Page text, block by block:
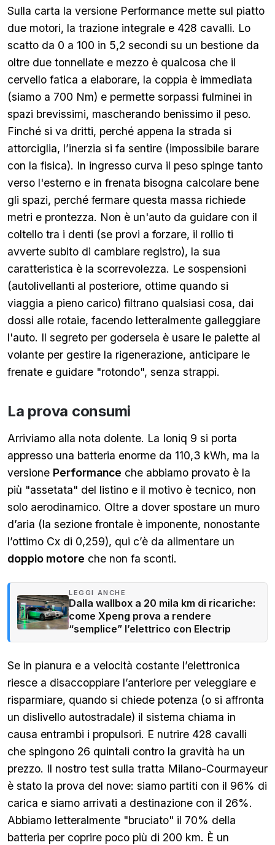
Sulla carta la versione Performance mette sul piatto
due motori, la trazione integrale e 428 cavalli. Lo
scatto da 0 a 100 in 5,2 secondi su un bestione da
oltre due tonnellate e mezzo è qualcosa che il
cervello fatica a elaborare, la coppia è immediata
(siamo a 700 Nm) e permette sorpassi fulminei in
spazi brevissimi, mascherando benissimo il peso.
Finché si va dritti, perché appena la strada si
attorciglia, l’inerzia si fa sentire (impossibile barare
con la fisica). In ingresso curva il peso spinge tanto
verso l'esterno e in frenata bisogna calcolare bene
gli spazi, perché fermare questa massa richiede
metri e prontezza. Non è un'auto da guidare con il
coltello tra i denti (se provi a forzare, il rollio ti
avverte subito di cambiare registro), la sua
caratteristica è la scorrevolezza. Le sospensioni
(autolivellanti al posteriore, ottime quando si
viaggia a pieno carico) filtrano qualsiasi cosa, dai
dossi alle rotaie, facendo letteralmente galleggiare
l'auto. Il segreto per godersela è usare le palette al
volante per gestire la rigenerazione, anticipare le
frenate e guidare "rotondo", senza strappi.
La prova consumi
Arriviamo alla nota dolente. La Ioniq 9 si porta
appresso una batteria enorme da 110,3 kWh, ma la
versione Performance che abbiamo provato è la
più "assetata" del listino e il motivo è tecnico, non
solo aerodinamico. Oltre a dover spostare un muro
d’aria (la sezione frontale è imponente, nonostante
l’ottimo Cx di 0,259), qui c’è da alimentare un
doppio motore che non fa sconti.
LEGGI ANCHE
Dalla wallbox a 20 mila km di ricariche:
come Xpeng prova a rendere
“semplice” l’elettrico con Electrip
Se in pianura e a velocità costante l’elettronica
riesce a disaccoppiare l’anteriore per veleggiare e
risparmiare, quando si chiede potenza (o si affronta
un dislivello autostradale) il sistema chiama in
causa entrambi i propulsori. E nutrire 428 cavalli
che spingono 26 quintali contro la gravità ha un
prezzo. Il nostro test sulla tratta Milano-Courmayeur
è stato la prova del nove: siamo partiti con il 96% di
carica e siamo arrivati a destinazione con il 26%.
Abbiamo letteralmente "bruciato" il 70% della
batteria per coprire poco più di 200 km. È un